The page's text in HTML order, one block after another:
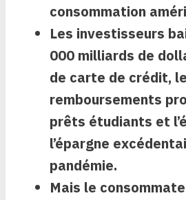
consommation
Les investisseurs
000 milliards de
de carte de crédit,
remboursements
prêts étudiants et
l’épargne
pandémie.
Mais le